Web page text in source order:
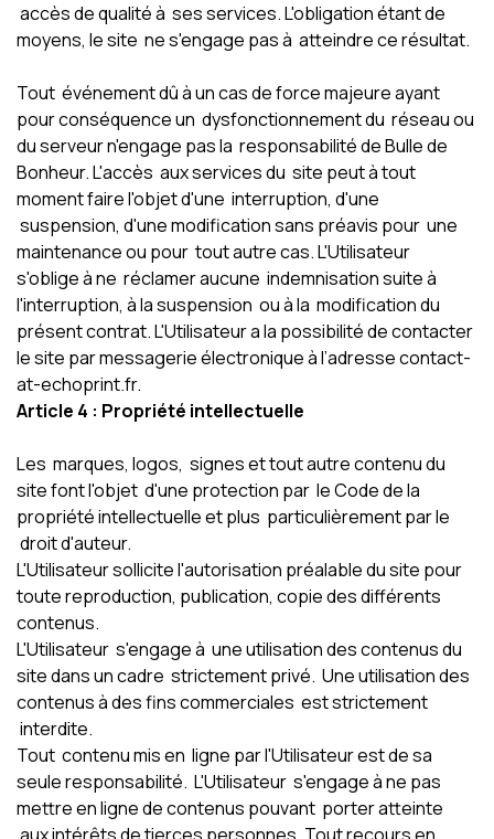
accès de qualité à ses services. L'obligation étant de
moyens, le site ne s'engage pas à atteindre ce résultat.
Tout événement dû à un cas de force majeure ayant
pour conséquence un dysfonctionnement du réseau ou
du serveur n'engage pas la responsabilité de Bulle de
Bonheur. L'accès aux services du site peut à tout
moment faire l'objet d'une interruption, d'une
suspension, d'une modification sans préavis pour une
maintenance ou pour tout autre cas. L'Utilisateur
s'oblige à ne réclamer aucune indemnisation suite à
l'interruption, à la suspension ou à la modification du
présent contrat. L'Utilisateur a la possibilité de contacter
le site par messagerie électronique à l’adresse contact-
at-echoprint.fr.
Article 4 : Propriété intellectuelle
Les marques, logos, signes et tout autre contenu du
site font l'objet d'une protection par le Code de la
propriété intellectuelle et plus particulièrement par le
droit d'auteur.
L'Utilisateur sollicite l'autorisation préalable du site pour
toute reproduction, publication, copie des différents
contenus.
L'Utilisateur s'engage à une utilisation des contenus du
site dans un cadre strictement privé. Une utilisation des
contenus à des fins commerciales est strictement
interdite.
Tout contenu mis en ligne par l'Utilisateur est de sa
seule responsabilité. L'Utilisateur s'engage à ne pas
mettre en ligne de contenus pouvant porter atteinte